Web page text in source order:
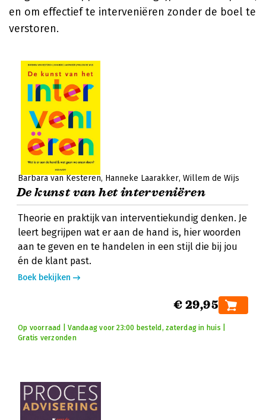
en om effectief te interveniëren zonder de boel te
verstoren.
Barbara van Kesteren Hanneke Laarakker Willem de Wijs
De kunst van het interveniëren
Theorie en praktijk van interventiekundig denken. Je
leert begrijpen wat er aan de hand is, hier woorden
aan te geven en te handelen in een stijl die bij jou
én de klant past.
Boek bekijken
€ 29,95
Op voorraad | Vandaag voor 23:00 besteld, zaterdag in huis |
Gratis verzonden